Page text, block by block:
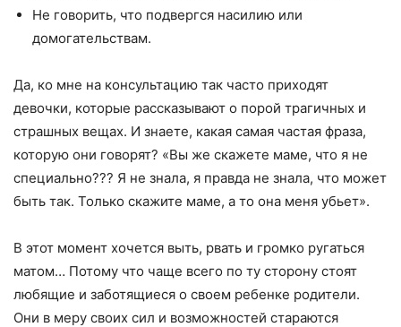
Не говорить, что подвергся насилию или
домогательствам.
Да, ко мне на консультацию так часто приходят
девочки, которые рассказывают о порой трагичных и
страшных вещах. И знаете, какая самая частая фраза,
которую они говорят? «Вы же скажете маме, что я не
специально??? Я не знала, я правда не знала, что может
быть так. Только скажите маме, а то она меня убьет».
В этот момент хочется выть, рвать и громко ругаться
матом… Потому что чаще всего по ту сторону стоят
любящие и заботящиеся о своем ребенке родители.
Они в меру своих сил и возможностей стараются